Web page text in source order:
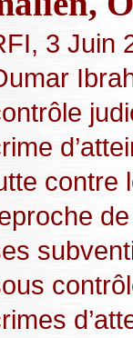
3 Juin
contre